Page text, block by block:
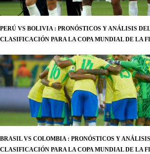
PERÚ VS BOLIVIA : PRONÓSTICOS Y ANÁLISIS
CLASIFICACIÓN PARA LA COPA MUNDIAL DE LA
BRASIL VS COLOMBIA : PRONÓSTICOS Y
CLASIFICACIÓN PARA LA COPA MUNDIAL DE LA